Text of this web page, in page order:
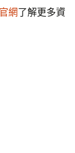
官網了解更多資